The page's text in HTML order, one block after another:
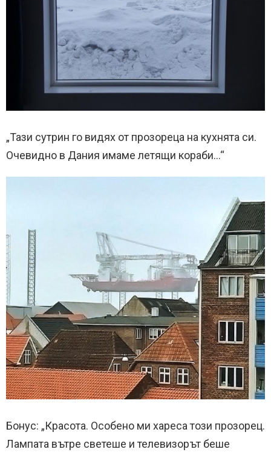
„Тази сутрин го видях от прозореца на кухнята си.
Очевидно в Дания имаме летящи кораби…“
Бонус: „Красота. Особено ми хареса този прозорец.
Лампата вътре светеше и телевизорът беше